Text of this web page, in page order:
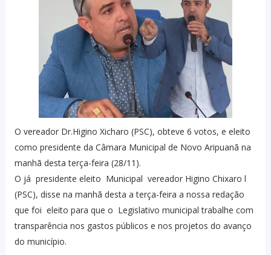
O vereador Dr.Higino Xicharo (PSC), obteve 6 votos, e eleito
como presidente da Câmara Municipal de Novo Aripuanã na
manhã desta terça-feira (28/11).
O já presidente eleito Municipal vereador Higino Chixaro l
(PSC), disse na manhã desta a terça-feira a nossa redação
que foi eleito para que o Legislativo municipal trabalhe com
transparência nos gastos públicos e nos projetos do avanço
do município.